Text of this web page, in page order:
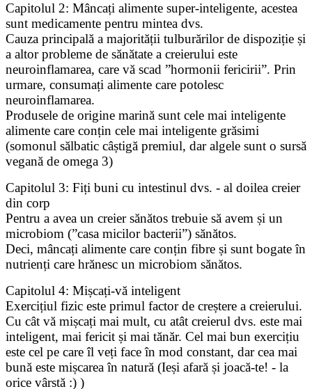
Capitolul 2: Mâncați alimente super-inteligente, acestea
sunt medicamente pentru mintea dvs.
Cauza principală a majorității tulburărilor de dispoziție și
a altor probleme de sănătate a creierului este
neuroinflamarea, care vă scad ”hormonii fericirii”. Prin
urmare, consumați alimente care potolesc
neuroinflamarea.
Produsele de origine marină sunt cele mai inteligente
alimente care conțin cele mai inteligente grăsimi
(somonul sălbatic câștigă premiul, dar algele sunt o sursă
vegană de omega 3)
Capitolul 3: Fiți buni cu intestinul dvs. - al doilea creier
din corp
Pentru a avea un creier sănătos trebuie să avem și un
microbiom (”casa micilor bacterii”) sănătos.
Deci, mâncați alimente care conțin fibre și sunt bogate în
nutrienți care hrănesc un microbiom sănătos.
Capitolul 4: Mișcați-vă inteligent
Exercițiul fizic este primul factor de creștere a creierului.
Cu cât vă mișcați mai mult, cu atât creierul dvs. este mai
inteligent, mai fericit și mai tănăr. Cel mai bun exercițiu
este cel pe care îl veți face în mod constant, dar cea mai
bună este mișcarea în natură (Ieși afară și joacă-te! - la
orice vârstă :) )